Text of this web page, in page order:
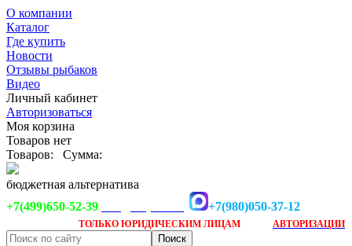
О компании
Каталог
Где купить
Новости
Отзывы рыбаков
Видео
Личный кабинет
Авторизоваться
Моя корзина
Товаров нет
Товаров:
Сумма:
бюджетная альтернатива
+7(499)650-52-39
+7(980)050-37-12
ТОЛЬКО ЮРИДИЧЕСКИМ ЛИЦАМ АВТОРИЗАЦИИ